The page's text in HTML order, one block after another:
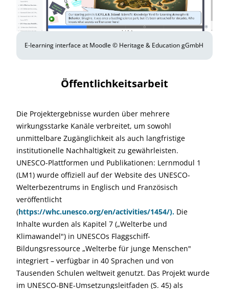
E-learning interface at Moodle © Heritage & Education gGmbH
Öffentlichkeitsarbeit
Die Projektergebnisse wurden über mehrere
wirkungsstarke Kanäle verbreitet, um sowohl
unmittelbare Zugänglichkeit als auch langfristige
institutionelle Nachhaltigkeit zu gewährleisten.
UNESCO-Plattformen und Publikationen: Lernmodul 1
(LM1) wurde offiziell auf der Website des UNESCO-
Welterbezentrums in Englisch und Französisch
veröffentlicht
(https://whc.unesco.org/en/activities/1454/). Die
Inhalte wurden als Kapitel 7 („Welterbe und
Klimawandel") in UNESCOs Flaggschiff-
Bildungsressource „Welterbe für junge Menschen"
integriert – verfügbar in 40 Sprachen und von
Tausenden Schulen weltweit genutzt. Das Projekt wurde
im UNESCO-BNE-Umsetzungsleitfaden (S. 45) als